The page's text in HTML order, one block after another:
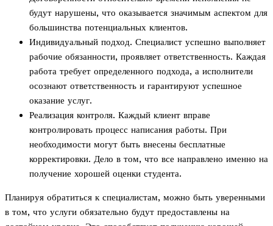
будут нарушены, что оказывается значимым аспектом для
большинства потенциальных клиентов.
Индивидуальный подход. Специалист успешно выполняет
рабочие обязанности, проявляет ответственность. Каждая
работа требует определенного подхода, а исполнители
осознают ответственность и гарантируют успешное
оказание услуг.
Реализация контроля. Каждый клиент вправе
контролировать процесс написания работы. При
необходимости могут быть внесены бесплатные
корректировки. Дело в том, что все направлено именно на
получение хорошей оценки студента.
Планируя обратиться к специалистам, можно быть уверенными
в том, что услуги обязательно будут предоставлены на